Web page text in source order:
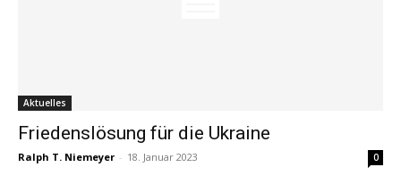
Aktuelles
Friedenslösung für die Ukraine
Ralph T. Niemeyer - 18. Januar 2023 0